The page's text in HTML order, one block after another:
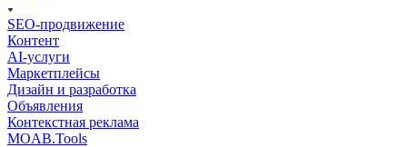
SEO-продвижение
Контент
AI-услуги
Маркетплейсы
Дизайн и разработка
Объявления
Контекстная реклама
MOAB.Tools